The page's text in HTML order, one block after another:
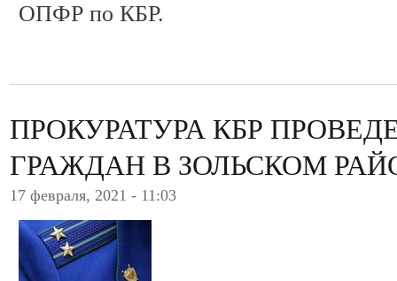
ОПФР по КБР.
ПРОКУРАТУРА КБР
ГРАЖДАН В ЗОЛЬСКОМ
17 февраля, 2021 - 11:03